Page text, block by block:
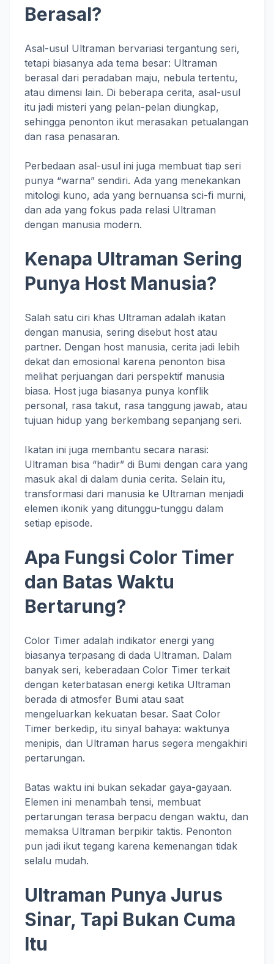
Berasal?
Asal-usul Ultraman bervariasi tergantung seri,
tetapi biasanya ada tema besar: Ultraman
berasal dari peradaban maju, nebula tertentu,
atau dimensi lain. Di beberapa cerita, asal-usul
itu jadi misteri yang pelan-pelan diungkap,
sehingga penonton ikut merasakan petualangan
dan rasa penasaran.
Perbedaan asal-usul ini juga membuat tiap seri
punya “warna” sendiri. Ada yang menekankan
mitologi kuno, ada yang bernuansa sci-fi murni,
dan ada yang fokus pada relasi Ultraman
dengan manusia modern.
Kenapa Ultraman Sering
Punya Host Manusia?
Salah satu ciri khas Ultraman adalah ikatan
dengan manusia, sering disebut host atau
partner. Dengan host manusia, cerita jadi lebih
dekat dan emosional karena penonton bisa
melihat perjuangan dari perspektif manusia
biasa. Host juga biasanya punya konflik
personal, rasa takut, rasa tanggung jawab, atau
tujuan hidup yang berkembang sepanjang seri.
Ikatan ini juga membantu secara narasi:
Ultraman bisa “hadir” di Bumi dengan cara yang
masuk akal di dalam dunia cerita. Selain itu,
transformasi dari manusia ke Ultraman menjadi
elemen ikonik yang ditunggu-tunggu dalam
setiap episode.
Apa Fungsi Color Timer
dan Batas Waktu
Bertarung?
Color Timer adalah indikator energi yang
biasanya terpasang di dada Ultraman. Dalam
banyak seri, keberadaan Color Timer terkait
dengan keterbatasan energi ketika Ultraman
berada di atmosfer Bumi atau saat
mengeluarkan kekuatan besar. Saat Color
Timer berkedip, itu sinyal bahaya: waktunya
menipis, dan Ultraman harus segera mengakhiri
pertarungan.
Batas waktu ini bukan sekadar gaya-gayaan.
Elemen ini menambah tensi, membuat
pertarungan terasa berpacu dengan waktu, dan
memaksa Ultraman berpikir taktis. Penonton
pun jadi ikut tegang karena kemenangan tidak
selalu mudah.
Ultraman Punya Jurus
Sinar, Tapi Bukan Cuma
Itu